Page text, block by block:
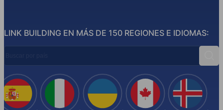
LINK BUILDING EN MÁS DE 150 REGIONES E IDIOMAS:
España Italia Ucrania Canadá